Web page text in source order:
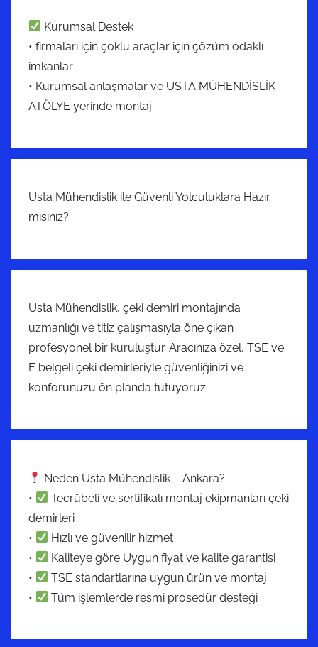
Kurumsal Destek
• firmaları için çoklu araçlar için çözüm odaklı
imkanlar
• Kurumsal anlaşmalar ve USTA MÜHENDİSLİK
ATÖLYE yerinde montaj
Usta Mühendislik ile Güvenli Yolculuklara Hazır
mısınız?
Usta Mühendislik, çeki demiri montajında
uzmanlığı ve titiz çalışmasıyla öne çıkan
profesyonel bir kuruluştur. Aracınıza özel, TSE ve
E belgeli çeki demirleriyle güvenliğinizi ve
konforunuzu ön planda tutuyoruz.
Neden Usta Mühendislik – Ankara?
•
Tecrübeli ve sertifikalı montaj ekipmanları çeki
demirleri
•
Hızlı ve güvenilir hizmet
•
Kaliteye göre Uygun fiyat ve kalite garantisi
•
TSE standartlarına uygun ürün ve montaj
•
Tüm işlemlerde resmi prosedür desteği